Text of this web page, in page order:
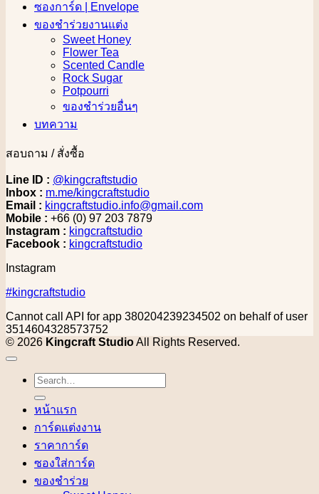
ซองการ์ด | Envelope
ของชำร่วยงานแต่ง
Sweet Honey
Flower Tea
Scented Candle
Rock Sugar
Potpourri
ของชำร่วยอื่นๆ
บทความ
สอบถาม / สั่งซื้อ
Line ID : @kingcraftstudio
Inbox : m.me/kingcraftstudio
Email : kingcraftstudio.info@gmail.com
Mobile : +66 (0) 97 203 7879
Instagram : kingcraftstudio
Facebook : kingcraftstudio
Instagram
#kingcraftstudio
Cannot call API for app 380204239234502 on behalf of user
3514604328573752
© 2026 Kingcraft StudioAll Rights Reserved.
Search
for:
หน้าแรก
การ์ดแต่งงาน
ราคาการ์ด
ซองใส่การ์ด
ของชำร่วย